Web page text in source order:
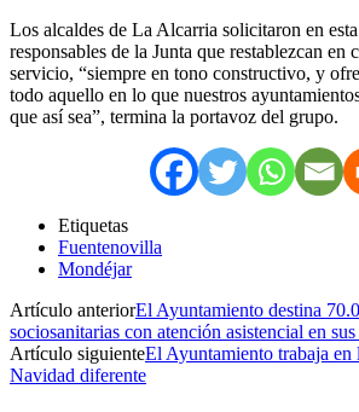
Los alcaldes de La Alcarria solicitaron en
responsables de la Junta que restablezcan en
servicio, “siempre en tono constructivo, y
todo aquello en lo que nuestros
que así sea”, termina la portavoz del grupo.
Etiquetas
Fuentenovilla
Mondéjar
Artículo anteriorEl Ayuntamiento destina
sociosanitarias con atención asistencial en
Artículo siguienteEl Ayuntamiento trabaja en
Navidad diferente